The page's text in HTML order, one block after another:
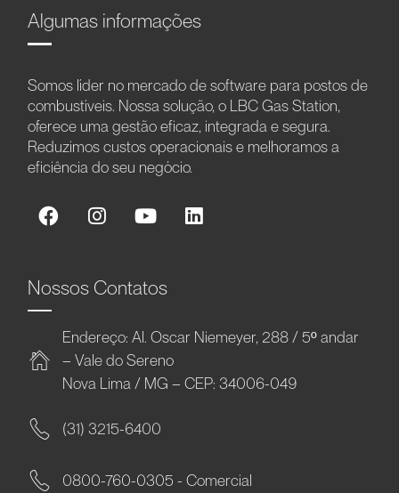
Algumas informações
Somos líder no mercado de software para postos de
combustíveis. Nossa solução, o LBC Gas Station,
oferece uma gestão eficaz, integrada e segura.
Reduzimos custos operacionais e melhoramos a
eficiência do seu negócio.
Nossos Contatos
Endereço: Al. Oscar Niemeyer, 288 / 5º andar
– Vale do Sereno
Nova Lima / MG – CEP: 34006-049
(31) 3215-6400
0800-760-0305 - Comercial